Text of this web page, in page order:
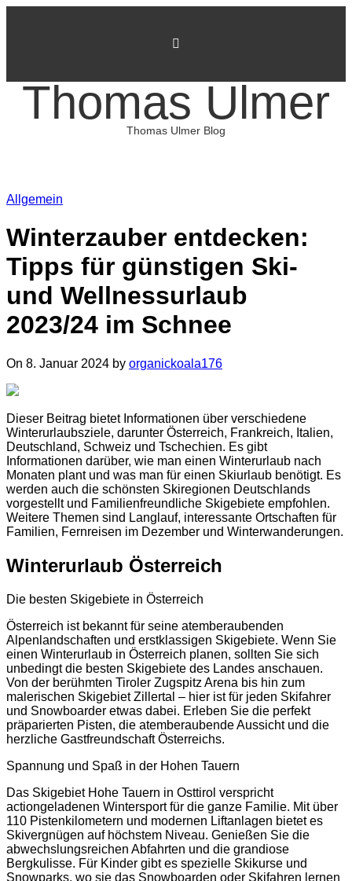
Thomas Ulmer
Thomas Ulmer Blog
Allgemein
Winterzauber entdecken:
Tipps für günstigen Ski-
und Wellnessurlaub
2023/24 im Schnee
On 8. Januar 2024 by organickoala176
Dieser Beitrag bietet Informationen über verschiedene
Winterurlaubsziele, darunter Österreich, Frankreich, Italien,
Deutschland, Schweiz und Tschechien. Es gibt
Informationen darüber, wie man einen Winterurlaub nach
Monaten plant und was man für einen Skiurlaub benötigt. Es
werden auch die schönsten Skiregionen Deutschlands
vorgestellt und Familienfreundliche Skigebiete empfohlen.
Weitere Themen sind Langlauf, interessante Ortschaften für
Familien, Fernreisen im Dezember und Winterwanderungen.
Winterurlaub Österreich
Die besten Skigebiete in Österreich
Österreich ist bekannt für seine atemberaubenden
Alpenlandschaften und erstklassigen Skigebiete. Wenn Sie
einen Winterurlaub in Österreich planen, sollten Sie sich
unbedingt die besten Skigebiete des Landes anschauen.
Von der berühmten Tiroler Zugspitz Arena bis hin zum
malerischen Skigebiet Zillertal – hier ist für jeden Skifahrer
und Snowboarder etwas dabei. Erleben Sie die perfekt
präparierten Pisten, die atemberaubende Aussicht und die
herzliche Gastfreundschaft Österreichs.
Spannung und Spaß in der Hohen Tauern
Das Skigebiet Hohe Tauern in Osttirol verspricht
actiongeladenen Wintersport für die ganze Familie. Mit über
110 Pistenkilometern und modernen Liftanlagen bietet es
Skivergnügen auf höchstem Niveau. Genießen Sie die
abwechslungsreichen Abfahrten und die grandiose
Bergkulisse. Für Kinder gibt es spezielle Skikurse und
Snowparks, wo sie das Snowboarden oder Skifahren lernen